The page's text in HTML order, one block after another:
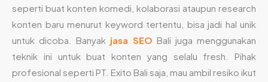
seperti buat konten komedi, kolaborasi ataupun research
konten baru menurut keyword tertentu, bisa jadi hal unik
untuk dicoba. Banyak jasa SEO Bali juga menggunakan
teknik ini untuk buat konten yang selalu fresh. Pihak
profesional seperti PT. Exito Bali saja, mau ambil resiko ikut